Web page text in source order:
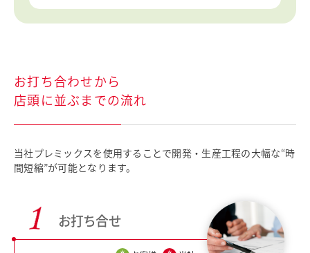
お打ち合わせから
店頭に並ぶまでの流れ
当社プレミックスを使用することで開発・生産工程の大幅な“時
間短縮”が可能となります。
お打ち合せ